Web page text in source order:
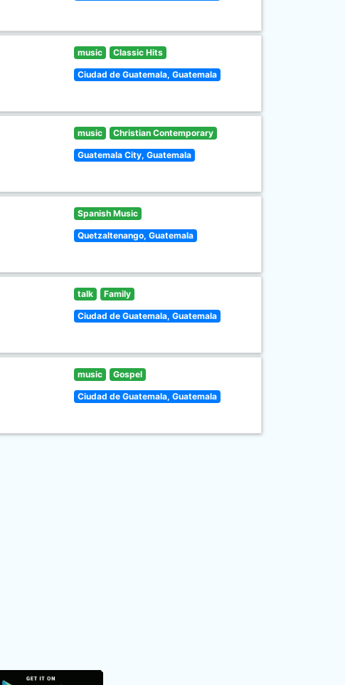
music Classic Hits
Ciudad de Guatemala, Guatemala
music Christian Contemporary
Guatemala City, Guatemala
Spanish Music
Quetzaltenango, Guatemala
talk Family
Ciudad de Guatemala, Guatemala
music Gospel
Ciudad de Guatemala, Guatemala